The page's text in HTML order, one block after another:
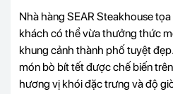
Nhà hàng SEAR Steakhouse
khách có thể vừa thưởng thức
khung cảnh thành phố tuyệt
món bò bít tết được chế biến
hương vị khói đặc trưng và độ